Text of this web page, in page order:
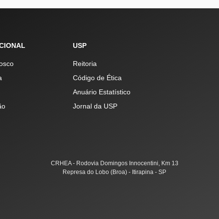
USP
Reitoria
Código de Ética
Anuário Estatístico
Jornal da USP
CRHEA - Rodovia Domingos Innocentini, Km 13
Represa do Lobo (Broa) - Itirapina - SP